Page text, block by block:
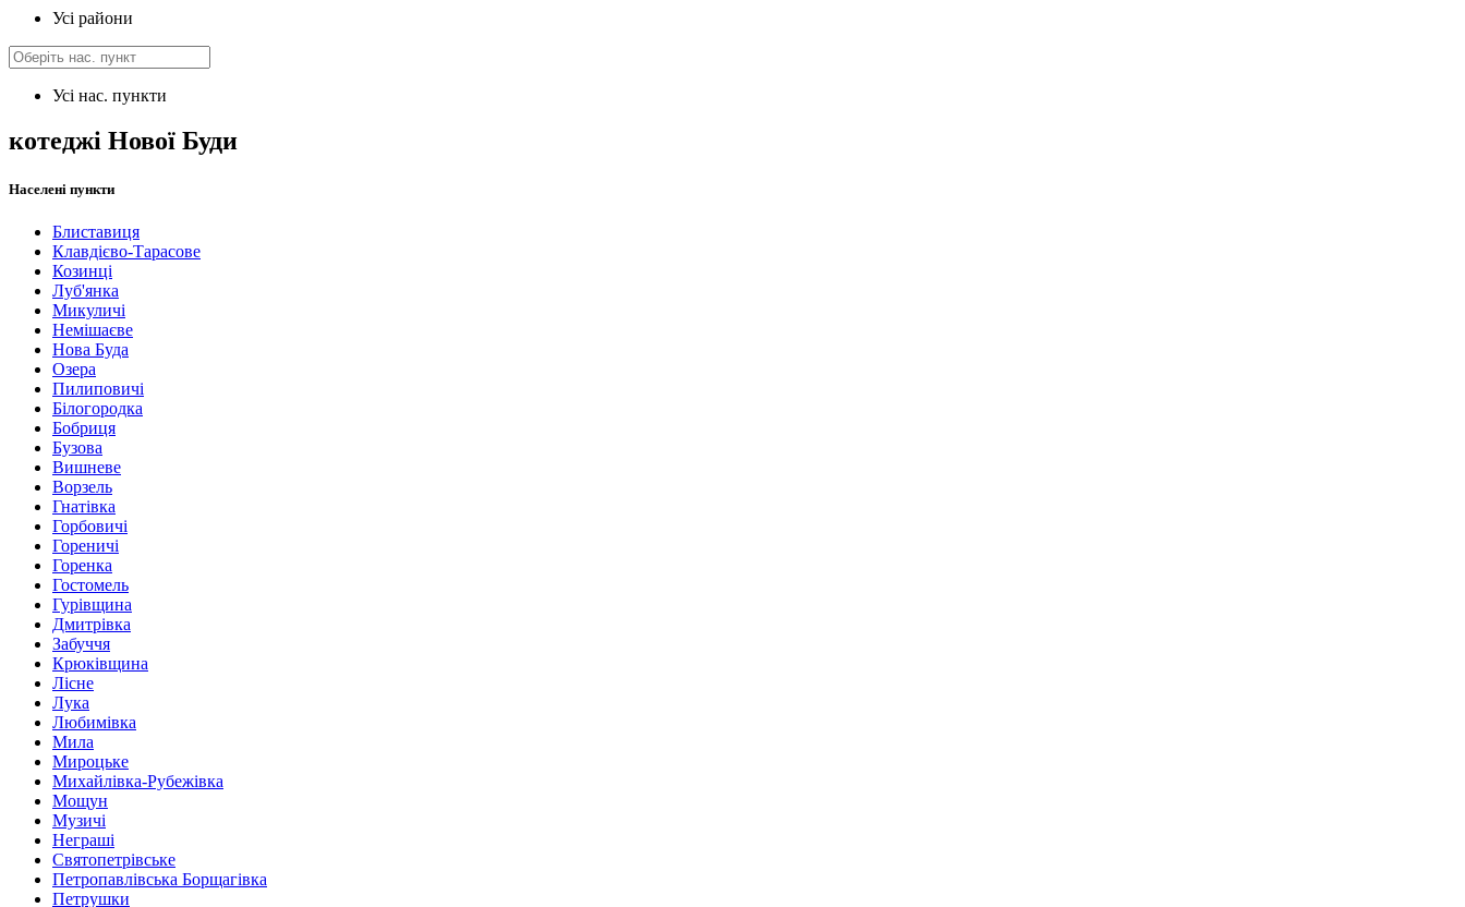
Усі райони
Усі нас. пункти
котеджі Нової Буди
Населені пункти
Блиставиця
Клавдієво-Тарасове
Козинці
Луб'янка
Микуличі
Немішаєве
Нова Буда
Озера
Пилиповичі
Білогородка
Бобриця
Бузова
Вишневе
Ворзель
Гнатівка
Горбовичі
Гореничі
Горенка
Гостомель
Гурівщина
Дмитрівка
Забуччя
Крюківщина
Лісне
Лука
Любимівка
Мила
Мироцьке
Михайлівка-Рубежівка
Мощун
Музичі
Неграші
Святопетрівське
Петропавлівська Борщагівка
Петрушки